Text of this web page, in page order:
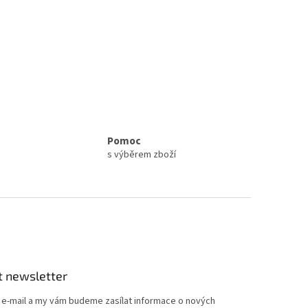
Pomoc
s výběrem zboží
newsletter
mail a my vám budeme zasílat informace o nových